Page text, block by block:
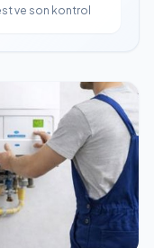
ve son kontrol